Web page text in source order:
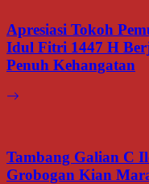
Apresiasi Tokoh
Idul Fitri 1447 H
Penuh Kehangatan
Tambang Galian C
Grobogan Kian